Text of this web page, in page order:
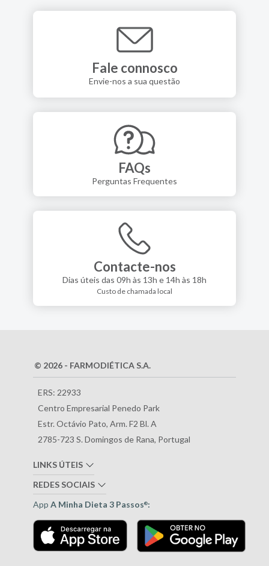
Fale connosco
Envie-nos a sua questão
FAQs
Perguntas Frequentes
Contacte-nos
Dias úteis das 09h às 13h e 14h às 18h
Custo de chamada local
© 2026 - FARMODIÉTICA S.A.
ERS: 22933
Centro Empresarial Penedo Park
Estr. Octávio Pato, Arm. F2 Bl. A
2785-723 S. Domingos de Rana, Portugal
LINKS ÚTEIS
REDES SOCIAIS
App A Minha Dieta 3 Passos®: